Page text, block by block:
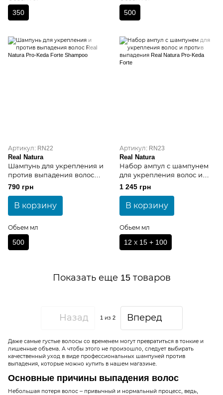
350 500
Артикул: RN22
Real Natura
Шампунь для укрепления и
против выпадения волос
Real Natura Pro-Keda Forte
Shampoo
790 грн
В корзину
Обьем мл
500
Артикул: RN23
Real Natura
Набор ампул с шампунем
для укрепления волос и
против выпадения Real
Natura Pro-Keda Forte
1 245 грн
В корзину
Обьем мл
12 х 15 + 100
Показать еще 15 товаров
Назад 1 из 2 Вперед
Даже самые густые волосы со временем могут превратиться в тонкие и
лишенные объема. А чтобы этого не произошло, следует выбирать
качественный уход в виде профессиональных шампуней против
выпадения, которые можно купить в нашем магазине.
Основные причины выпадения волос
Небольшая потеря волос – привычный и нормальный процесс, ведь,